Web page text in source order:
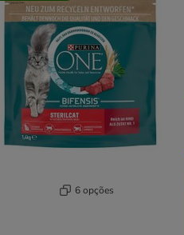
6 opções